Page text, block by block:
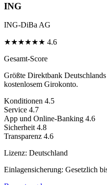
ING
ING-DiBa AG
★★★★★★ 4.6
Gesamt-Score
Größte Direktbank
kostenlosem Girokonto.
Konditionen 4.5
Service 4.7
App und Online-Banking 4.6
Sicherheit 4.8
Transparenz 4.6
Lizenz: Deutschland
Einlagensicherung: Gesetzlich